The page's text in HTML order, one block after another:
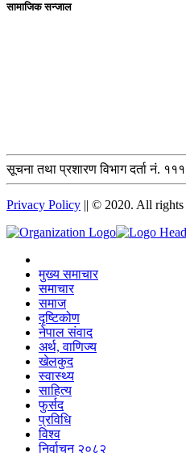
सामाजिक सन्जाल
सूचना तथा प्रशारण विभाग दर्ता नं.
Privacy Policy || © 2020. All rights
मुख्य समाचार
समाचार
समाज
दृष्टिकोण
नेपाल संवाद
अर्थ, वाणिज्य
खेलकुद
स्वास्थ्य
साहित्य
फुर्सद
प्रविधि
विश्व
निर्वाचन २०८२